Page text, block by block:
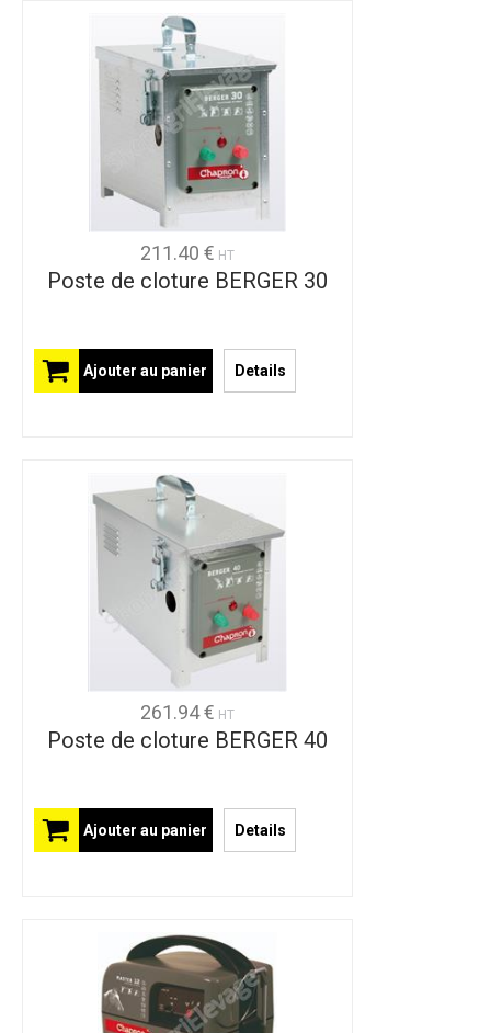
211.40 € HT
Poste de cloture BERGER 30
Ajouter au panier Details
261.94 € HT
Poste de cloture BERGER 40
Ajouter au panier Details